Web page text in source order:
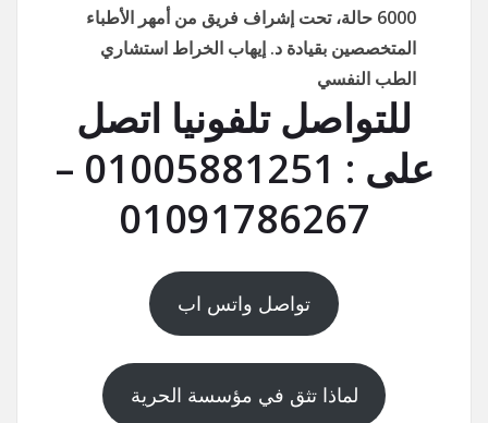
6000 حالة، تحت إشراف فريق من أمهر الأطباء
المتخصصين بقيادة د. إيهاب الخراط استشاري
الطب النفسي
للتواصل تلفونيا اتصل
على : 01005881251 –
01091786267
تواصل واتس اب
لماذا تثق في مؤسسة الحرية